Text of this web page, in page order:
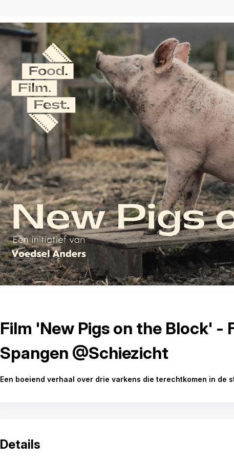
Film 'New Pigs on the Block' -
Spangen @Schiezicht
Een boeiend verhaal over drie varkens die terechtkomen in de
Details